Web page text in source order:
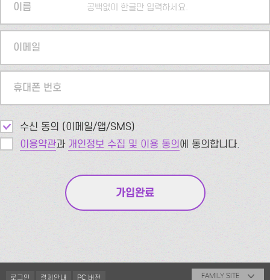
이름 공백없이 한글만 입력하세요.
이메일
휴대폰 번호
수신 동의 (이메일/앱/SMS)
이용약관과 개인정보 수집 및 이용 동의에 동의합니다.
로그인 결제안내 PC 버전 FAMILY SITE